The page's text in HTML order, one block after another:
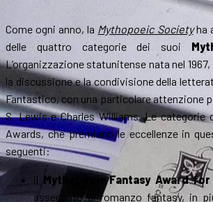
Come ogni anno, la Mythopoeic Societyha
delle quattro categorie dei suoi
L’organizzazione statunitense nata nel
la discussione e la condivisione della
Fantastico, con una particolare attenzione
S. Lewis e Charles Williams. Le categorie
Awards, che premiano le eccellenze in
seguenti:
il Mythopoeic Fantasy Award
assegnato al romanzo fantasy, in